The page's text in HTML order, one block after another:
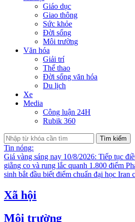
Giáo dục
Giao thông
Sức khỏe
Đời sống
Môi trường
Văn hóa
Giải trí
Thể thao
Đời sống văn hóa
Du lịch
Xe
Media
Công luận 24H
Rubik 360
Tìm kiếm
Tin nóng:
Giá vàng sáng nay 10/8/2026: Tiếp tục
giằng co và rung lắc quanh 1.800 điểm
sinh bắt đầu biết điểm chuẩn đại học Iran
Xã hội
Môi trường